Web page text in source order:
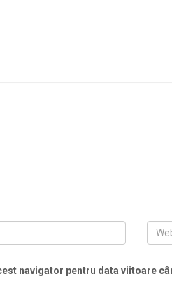
navigator pentru data viitoare